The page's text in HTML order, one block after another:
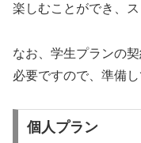
楽しむことができ、
なお、学生プランの
必要ですので、準備
個人プラン